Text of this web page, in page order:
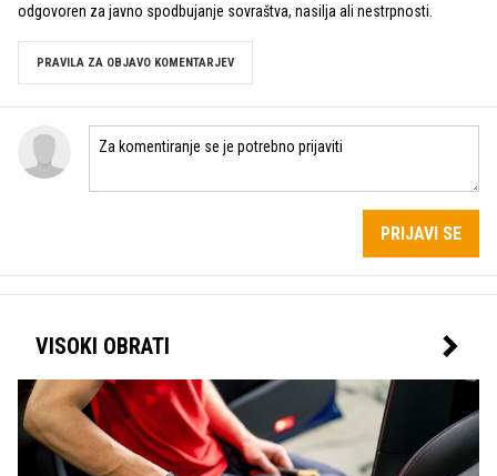
odgovoren za javno spodbujanje sovraštva, nasilja ali nestrpnosti.
PRAVILA ZA OBJAVO KOMENTARJEV
PRIJAVI SE
VISOKI OBRATI